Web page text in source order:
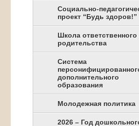
Социально-
проект “Будь здоров!”
Школа ответственного
родительства
Система
дополнительного
образования
Молодежная политика
2026 – Год